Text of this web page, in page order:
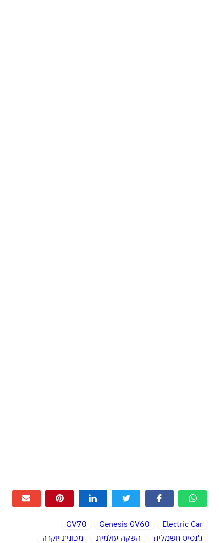
Electric Car
Genesis GV60
GV70
ג׳נסיס חשמלית
השקה עולמית
מכונית יוקרה